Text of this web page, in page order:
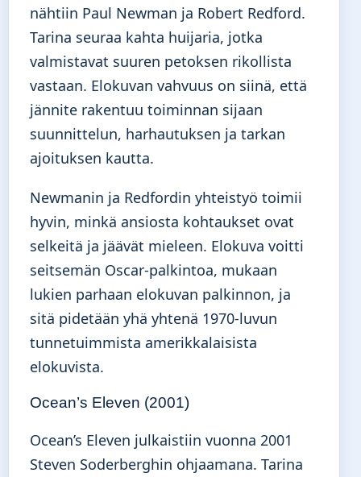
nähtiin Paul Newman ja Robert Redford.
Tarina seuraa kahta huijaria, jotka
valmistavat suuren petoksen rikollista
vastaan. Elokuvan vahvuus on siinä, että
jännite rakentuu toiminnan sijaan
suunnittelun, harhautuksen ja tarkan
ajoituksen kautta.
Newmanin ja Redfordin yhteistyö toimii
hyvin, minkä ansiosta kohtaukset ovat
selkeitä ja jäävät mieleen. Elokuva voitti
seitsemän Oscar-palkintoa, mukaan
lukien parhaan elokuvan palkinnon, ja
sitä pidetään yhä yhtenä 1970-luvun
tunnetuimmista amerikkalaisista
elokuvista.
Ocean’s Eleven (2001)
Ocean’s Eleven julkaistiin vuonna 2001
Steven Soderberghin ohjaamana. Tarina